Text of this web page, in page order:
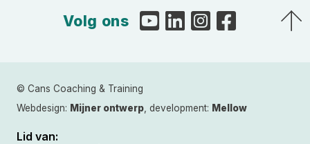
Volg ons
© Cans Coaching & Training
Webdesign: Mijner ontwerp , development: Mellow
Lid van: